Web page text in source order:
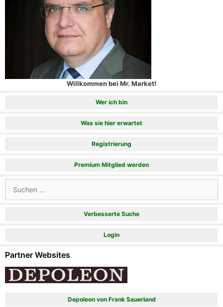
Willkommen bei Mr. Market!
Wer ich bin
Was sie hier erwartet
Registrierung
Premium Mitglied werden
nach:
Verbesserte Suche
Login
Partner Websites
Depoleon von Frank Sauerland